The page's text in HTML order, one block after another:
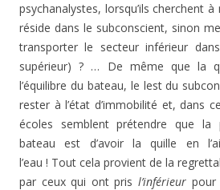
psychanalystes, lorsqu’ils cherchent
réside dans le subconscient, sinon
transporter le secteur inférieur
supérieur) ? … De même que la
l’équilibre du bateau, le lest du
rester à l’état d’immobilité et, dans
écoles semblent prétendre que la
bateau est d’avoir la quille en
l’eau ! Tout cela provient de la
par ceux qui ont pris l’inférieur pour